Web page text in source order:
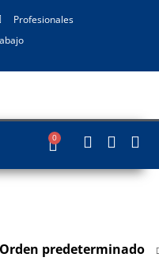
Profesionales
0
Orden predeterminado